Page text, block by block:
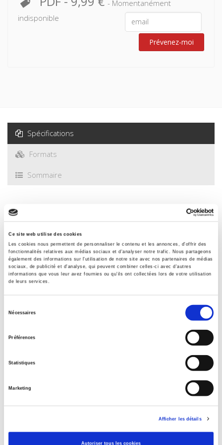
Ce site web utilise des cookies
Les cookies nous permettent de personnaliser le contenu et les annonces, d'offrir des
fonctionnalités relatives aux médias sociaux et d'analyser notre trafic. Nous partageons
également des informations sur l'utilisation de notre site avec nos partenaires de médias
sociaux, de publicité et d'analyse, qui peuvent combiner celles-ci avec d'autres
informations que vous leur avez fournies ou qu'ils ont collectées lors de votre utilisation
de leurs services.
Nécessaires
Préférences
Statistiques
Marketing
Afficher les détails
Autoriser tous les cookies
- Momentanément
indisponible
Prévenez-moi
Spécifications
Formats
Sommaire
Spécifications
Éditeur
Presses de Sciences Po
Auteur
Alain Rouquié
Langue
Mots clés
Catégorie (éditeur)
Amérique latine
Catégorie (éditeur)
Internet Hierarchy>International
POL000000 POLITICAL SCIENCE